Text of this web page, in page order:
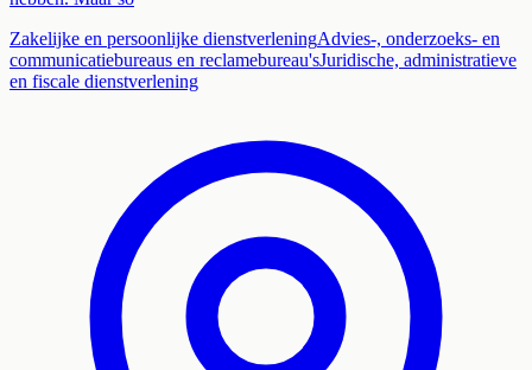
Zakelijke en persoonlijke dienstverleningAdvies-, onderzoeks- en
communicatiebureaus en reclamebureau'sJuridische, administratieve
en fiscale dienstverlening